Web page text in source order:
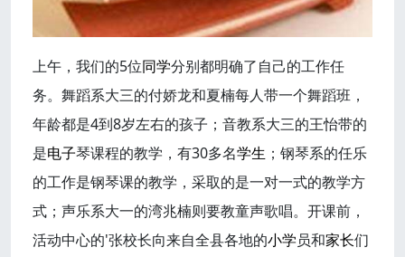
上午，我们的5位同学分别都明确了自己的工作任
务。舞蹈系大三的付娇龙和夏楠每人带一个舞蹈班，
年龄都是4到8岁左右的孩子；音教系大三的王怡带的
是电子琴课程的教学，有30多名学生 ；钢琴系的任乐
的工作是钢琴课的教学，采取的是一对一式的教学方
式；声乐系大一的湾兆楠则要教童声歌唱。开课前，
活动中心的'张校长向来自全县各地的小学员和家长们